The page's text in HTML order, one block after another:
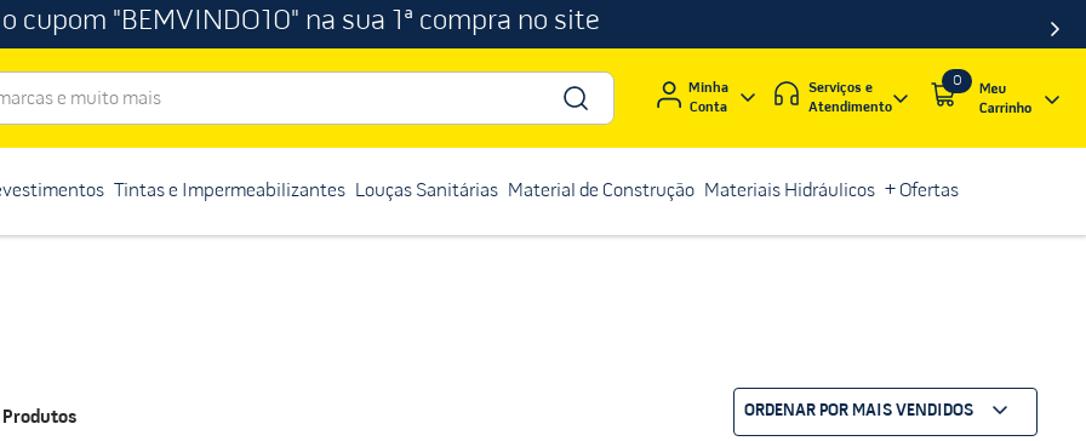
cupom "BEMVINDO10" na sua 1ª compra no site
e muito mais
Minha
Conta
Serviços e
Atendimento
0
Tintas e Impermeabilizantes Louças Sanitárias Material de Construção Materiais Hidráulicos + Ofertas
Produtos ORDENAR POR MAIS VENDIDOS